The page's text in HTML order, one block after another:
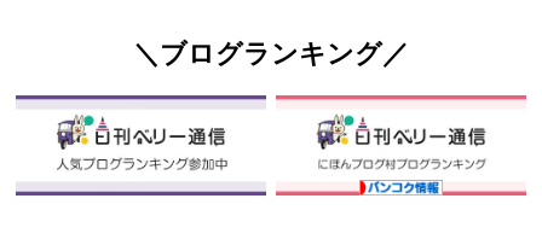
＼ブログランキング／